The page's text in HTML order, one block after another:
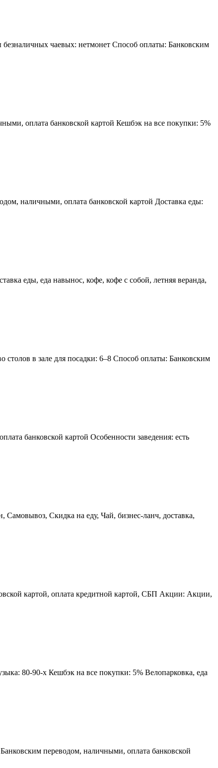
чаевых: нетмонет Способ оплаты: Банковским
оплата банковской картой Кешбэк на все покупки: 5%
наличными, оплата банковской картой Доставка еды:
еды, еда навынос, кофе, кофе с собой, летняя веранда,
в зале для посадки: 6–8 Способ оплаты: Банковским
банковской картой Особенности заведения: есть
Самовывоз, Скидка на еду, Чай, бизнес-ланч, доставка,
картой, оплата кредитной картой, СБП Акции: Акции,
80-90-х Кешбэк на все покупки: 5% Велопарковка, еда
переводом, наличными, оплата банковской